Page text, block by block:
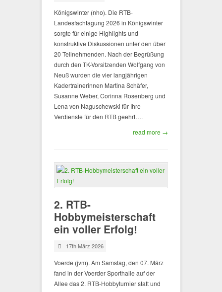
Königswinter (nho). Die RTB-
Landesfachtagung 2026 in Königswinter
sorgte für einige Highlights und
konstruktive Diskussionen unter den über
20 Teilnehmenden. Nach der Begrüßung
durch den TK-Vorsitzenden Wolfgang von
Neuß wurden die vier langjährigen
Kadertrainerinnen Martina Schäfer,
Susanne Weber, Corinna Rosenberg und
Lena von Naguschewski für Ihre
Verdienste für den RTB geehrt….
read more →
2. RTB-
Hobbymeisterschaft
ein voller Erfolg!
17th März 2026
Voerde (jvm). Am Samstag, den 07. März
fand in der Voerder Sporthalle auf der
Allee das 2. RTB-Hobbyturnier statt und